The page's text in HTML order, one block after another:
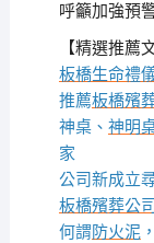
呼籲加強預
【精選推薦
板橋生命禮
推薦板橋殯
神桌、 神明
家
公司新成立
板橋殯葬公司
何謂防火泥，